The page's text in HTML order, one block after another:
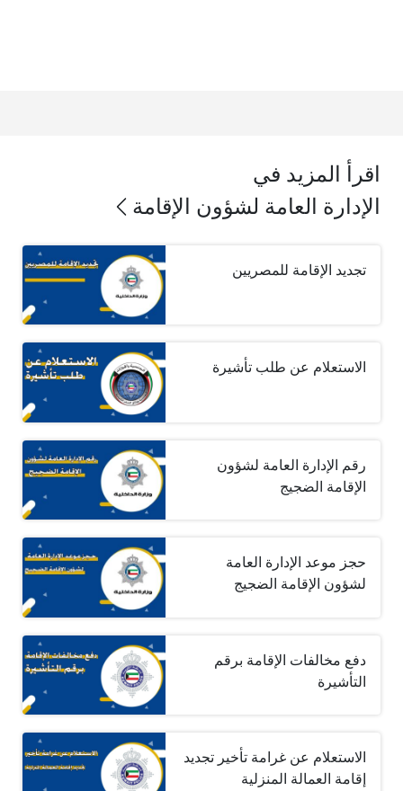
اقرأ المزيد في
الإدارة العامة لشؤون الإقامة
تجديد الإقامة للمصريين
الاستعلام عن طلب تأشيرة
رقم الإدارة العامة لشؤون
الإقامة الضجيج
حجز موعد الإدارة العامة
لشؤون الإقامة الضجيج
دفع مخالفات الإقامة برقم
التأشيرة
الاستعلام عن غرامة تأخير تجديد
إقامة العمالة المنزلية